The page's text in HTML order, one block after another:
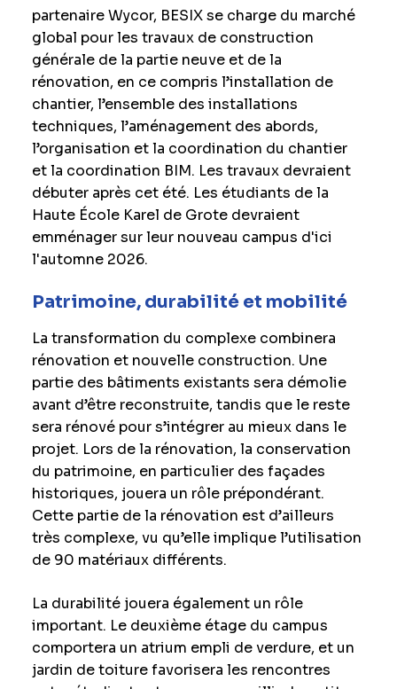
partenaire Wycor, BESIX se charge du marché
global pour les travaux de construction
générale de la partie neuve et de la
rénovation, en ce compris l’installation de
chantier, l’ensemble des installations
techniques, l’aménagement des abords,
l’organisation et la coordination du chantier
et la coordination BIM. Les travaux devraient
débuter après cet été. Les étudiants de la
Haute École Karel de Grote devraient
emménager sur leur nouveau campus d'ici
l'automne 2026.
Patrimoine, durabilité et mobilité
La transformation du complexe combinera
rénovation et nouvelle construction. Une
partie des bâtiments existants sera démolie
avant d’être reconstruite, tandis que le reste
sera rénové pour s’intégrer au mieux dans le
projet. Lors de la rénovation, la conservation
du patrimoine, en particulier des façades
historiques, jouera un rôle prépondérant.
Cette partie de la rénovation est d’ailleurs
très complexe, vu qu’elle implique l’utilisation
de 90 matériaux différents.
La durabilité jouera également un rôle
important. Le deuxième étage du campus
comportera un atrium empli de verdure, et un
jardin de toiture favorisera les rencontres